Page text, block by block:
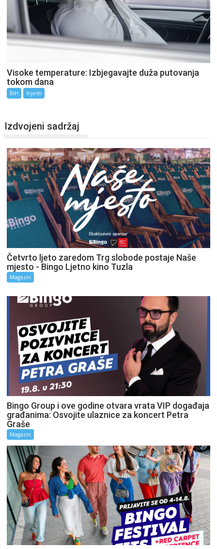
Visoke temperature: Izbjegavajte duža putovanja
tokom dana
BiH Vijesti
Izdvojeni sadržaj
Četvrto ljeto zaredom Trg slobode postaje Naše
mjesto - Bingo Ljetno kino Tuzla
Magazin
Bingo Group i ove godine otvara vrata VIP događaja
građanima: Osvojite ulaznice za koncert Petra
Graše
Magazin